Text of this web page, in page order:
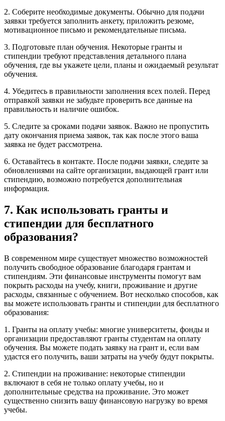
2. Соберите необходимые документы. Обычно для подачи
заявки требуется заполнить анкету, приложить резюме,
мотивационное письмо и рекомендательные письма.
3. Подготовьте план обучения. Некоторые гранты и
стипендии требуют представления детального плана
обучения, где вы укажете цели, планы и ожидаемый результат
обучения.
4. Убедитесь в правильности заполнения всех полей. Перед
отправкой заявки не забудьте проверить все данные на
правильность и наличие ошибок.
5. Следите за сроками подачи заявок. Важно не пропустить
дату окончания приема заявок, так как после этого ваша
заявка не будет рассмотрена.
6. Оставайтесь в контакте. После подачи заявки, следите за
обновлениями на сайте организации, выдающей грант или
стипендию, возможно потребуется дополнительная
информация.
7. Как использовать гранты и
стипендии для бесплатного
образования?
В современном мире существует множество возможностей
получить свободное образование благодаря грантам и
стипендиям. Эти финансовые инструменты помогут вам
покрыть расходы на учебу, книги, проживание и другие
расходы, связанные с обучением. Вот несколько способов, как
вы можете использовать гранты и стипендии для бесплатного
образования:
1. Гранты на оплату учебы: многие университеты, фонды и
организации предоставляют гранты студентам на оплату
обучения. Вы можете подать заявку на грант и, если вам
удастся его получить, ваши затраты на учебу будут покрыты.
2. Стипендии на проживание: некоторые стипендии
включают в себя не только оплату учебы, но и
дополнительные средства на проживание. Это может
существенно снизить вашу финансовую нагрузку во время
учебы.